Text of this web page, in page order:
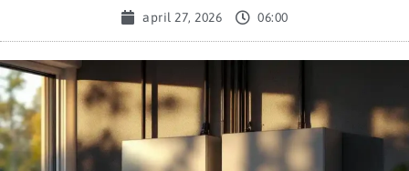
april 27, 2026 06:00